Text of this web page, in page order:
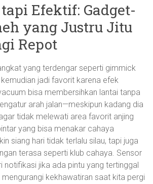
Efektif: Gadget-
yang Justru Jitu
Repot
yang terdengar seperti gimmick
jadi favorit karena efek
bisa membersihkan lantai tanpa
arah jalan—meskipun kadang dia
tidak melewati area favorit anjing
yang bisa menakar cahaya
siang hari tidak terlalu silau, tapi juga
terasa seperti klub cahaya. Sensor
notifikasi jika ada pintu yang tertinggal
kekhawatiran saat kita pergi